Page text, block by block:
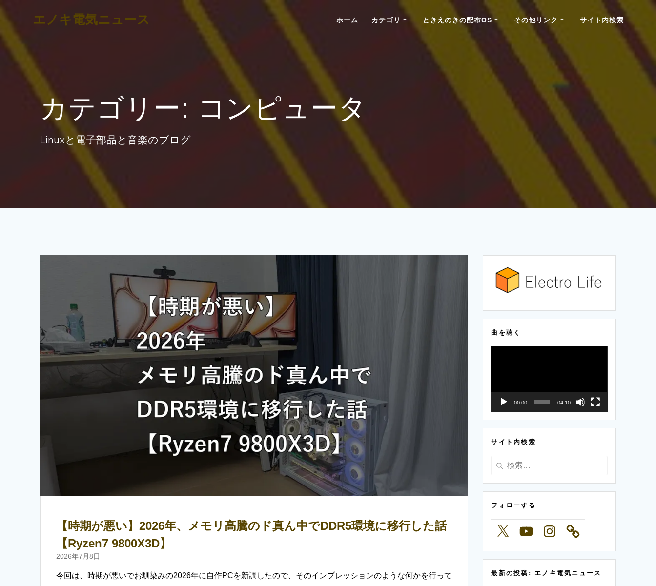
コ
テ
エノキ電気ニュース ホーム カテゴリ ときえのきの配布OS その他リンク サイト内検索
カテゴリー: コンピュータ
Linuxと電子部品と音楽のブログ
【時期が悪い】2026年、メモリ高騰のド真ん中でDDR5環境に移行した話
【Ryzen7 9800X3D】
2026年7月8日
今回は、時期が悪いでお馴染みの2026年に自作PCを新調したので、そのインプレッションのような何かを行って
曲を聴く
ー
00:00 04:10
サイト内検索
検
フォローする
X YouTubeInstagram
最新の投稿: エノキ電気ニュース